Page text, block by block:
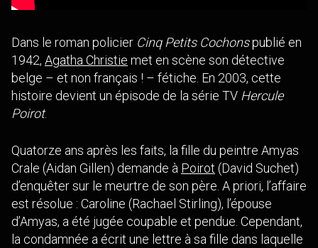
Dans le roman policier Cinq Petits Cochonspublié en
1942, Agatha Christie met en scène son détective
belge – et non français ! – fétiche. En 2003, cette
histoire devient un épisode de la série TV Hercule
Poirot.
Quatorze ans après les faits, la fille du peintre Amyas
Crale (Aidan Gillen) demande à Poirot (David Suchet)
d’enquêter sur le meurtre de son père. A priori, l’affaire
est résolue : Caroline (Rachael Stirling), l’épouse
d’Amyas, a été jugée coupable et pendue. Cependant,
la condamnée a écrit une lettre à sa fille dans laquelle